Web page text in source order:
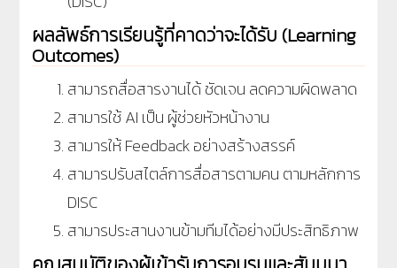
ผลลัพธ์การเรียนรู้ที่คาดว่าจะได้รับ (Learning
Outcomes)
สามารถสื่อสารงานได้ ชัดเจน ลดความผิดพลาด
สามารใช้ AI เป็น ผู้ช่วยหัวหน้างาน
สามารให้ Feedback อย่างสร้างสรรค์
สามารปรับสไตล์การสื่อสารตามคน ตามหลักการ
DISC
สามารประสานงานข้ามทีมได้อย่างมีประสิทธิภาพ